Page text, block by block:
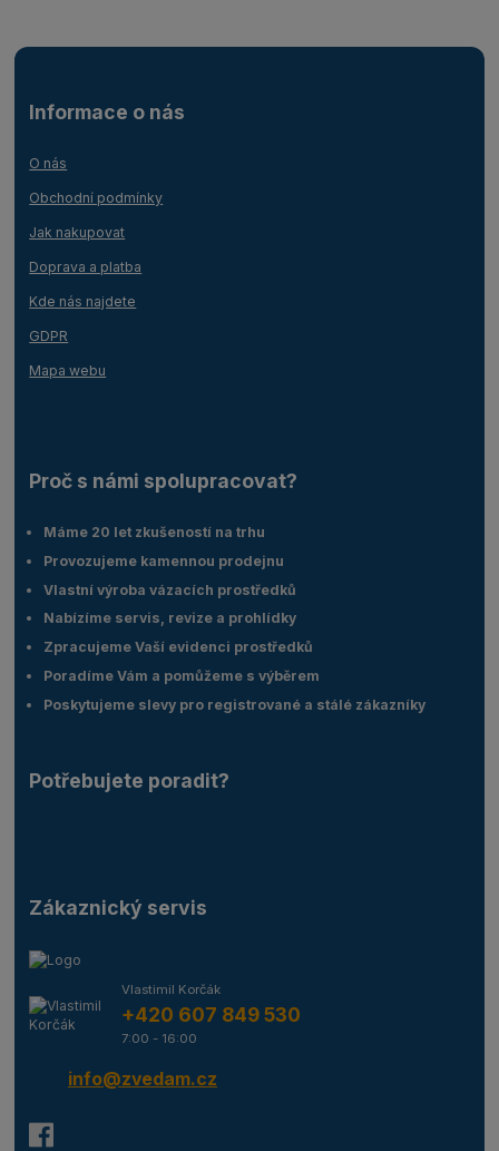
Informace o nás
O nás
Obchodní podmínky
Jak nakupovat
Doprava a platba
Kde nás najdete
GDPR
Mapa webu
Proč s námi spolupracovat?
Máme 20 let zkušeností na trhu
Provozujeme kamennou prodejnu
Vlastní výroba vázacích prostředků
Nabízíme servis, revize a prohlídky
Zpracujeme Vaší evidenci prostředků
Poradíme Vám a pomůžeme s výběrem
Poskytujeme slevy pro registrované a stálé zákazníky
Potřebujete poradit?
Zákaznický servis
Vlastimil Korčák
+420 607 849 530
7:00 - 16:00
info@zvedam.cz